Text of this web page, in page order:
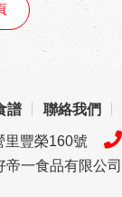
譜 聯絡我們
里豐榮160號
帝一食品有限公司